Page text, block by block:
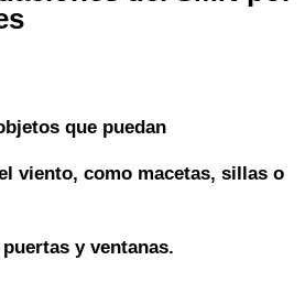
que puedan
viento, como macetas, sillas o
y ventanas.